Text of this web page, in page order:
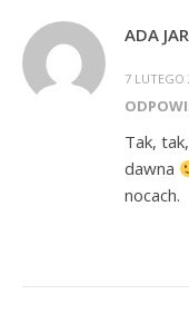
ADA
7 LUTEGO
Tak,
dawna
nocach.